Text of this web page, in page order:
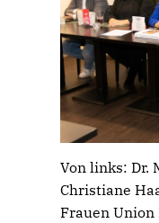
Von links: Dr.
Christiane
Frauen Union